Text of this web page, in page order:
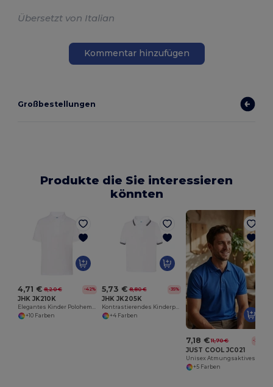
Übersetzt von Italian
Kommentar hinzufügen
Großbestellungen
Produkte die Sie interessieren
könnten
4,71 € 8,20 € -42%
JHK JK210K
+10 Farben
5,73 € 8,80 € -35%
JHK JK205K
+4 Farben
7,18 € 11,70 € -39%
JUST COOL JC021
+5 Farben